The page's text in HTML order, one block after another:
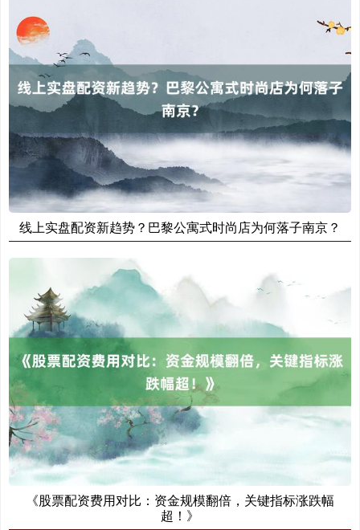
期指IC0
线上实盘配资新趋势？巴黎公寓式时尚店为何落子南京？
《股票配资费用对比：资金规模翻倍，关键指标涨跌幅
超！》